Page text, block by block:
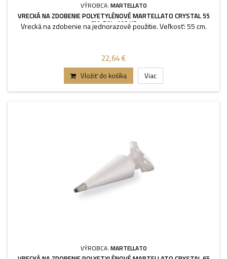
VÝROBCA: MARTELLATO
VRECKÁ NA ZDOBENIE POLYETYLÉNOVÉ MARTELLATO CRYSTAL 55
CM, BAL. 100 KS
Vrecká na zdobenie na jednorazové použitie. Veľkosť: 55 cm.
22,64 €
Vložiť do košíka Viac
VÝROBCA: MARTELLATO